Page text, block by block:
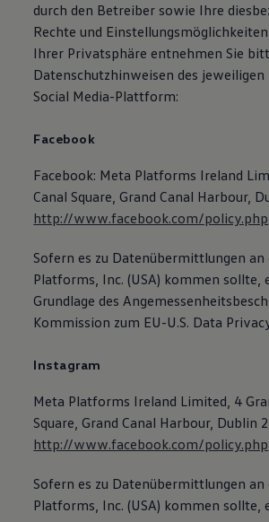
durch den Betreiber sowie Ihre
Rechte und
Ihrer Privatsphäre entnehmen Sie
Datenschutzhinweisen des
Social Media-Plattform:
Facebook
Facebook: Meta Platforms Ireland
Canal Square, Grand Canal Harbour,
http://www.facebook.com/policy.php
Sofern es zu Datenübermittlungen an
Platforms, Inc. (USA) kommen sollte,
Grundlage des
Kommission zum EU-U.S. Data
Instagram
Meta Platforms Ireland Limited, 4
Square, Grand Canal Harbour, Dublin
http://www.facebook.com/policy.php
Sofern es zu Datenübermittlungen an
Platforms, Inc. (USA) kommen sollte,